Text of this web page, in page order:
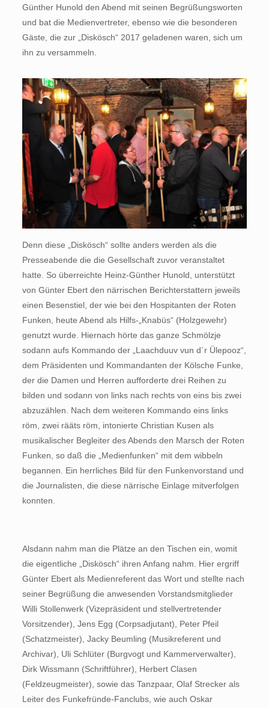
Günther Hunold den Abend mit seinen Begrüßungsworten
und bat die Medienvertreter, ebenso wie die besonderen
Gäste, die zur „Diskösch“ 2017 geladenen waren, sich um
ihn zu versammeln.
Denn diese „Diskösch“ sollte anders werden als die
Presseabende die die Gesellschaft zuvor veranstaltet
hatte. So überreichte Heinz-Günther Hunold, unterstützt
von Günter Ebert den närrischen Berichterstattern jeweils
einen Besenstiel, der wie bei den Hospitanten der Roten
Funken, heute Abend als Hilfs-„Knabüs“ (Holzgewehr)
genutzt wurde. Hiernach hörte das ganze Schmölzje
sodann aufs Kommando der „Laachduuv vun d´r Ülepooz“,
dem Präsidenten und Kommandanten der Kölsche Funke,
der die Damen und Herren aufforderte drei Reihen zu
bilden und sodann von links nach rechts von eins bis zwei
abzuzählen. Nach dem weiteren Kommando eins links
röm, zwei rääts röm, intonierte Christian Kusen als
musikalischer Begleiter des Abends den Marsch der Roten
Funken, so daß die „Medienfunken“ mit dem wibbeln
begannen. Ein herrliches Bild für den Funkenvorstand und
die Journalisten, die diese närrische Einlage mitverfolgen
konnten.
Alsdann nahm man die Plätze an den Tischen ein, womit
die eigentliche „Diskösch“ ihren Anfang nahm. Hier ergriff
Günter Ebert als Medienreferent das Wort und stellte nach
seiner Begrüßung die anwesenden Vorstandsmitglieder
Willi Stollenwerk (Vizepräsident und stellvertretender
Vorsitzender), Jens Egg (Corpsadjutant), Peter Pfeil
(Schatzmeister), Jacky Beumling (Musikreferent und
Archivar), Uli Schlüter (Burgvogt und Kammerverwalter),
Dirk Wissmann (Schriftführer), Herbert Clasen
(Feldzeugmeister), sowie das Tanzpaar, Olaf Strecker als
Leiter des Funkefründe-Fanclubs, wie auch Oskar